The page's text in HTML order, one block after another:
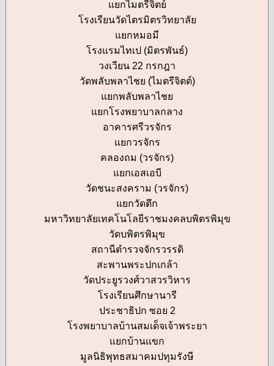
แยกไมตรีจิตย์
โรงเรียนวัดไตรมิตรวิทยาลัย
แยกหมอมี
โรงแรมไทเป (มิตรพันธ์)
วงเวียน 22 กรกฎา
วัดพลับพลาไชย (ไมตรีจิตต์)
แยกพลับพลาไชย
แยกโรงพยาบาลกลาง
อาคารศรีวรจักร
แยกวรจักร
คลองถม (วรจักร)
แยกเอสเอบี
วัดชนะสงคราม (วรจักร)
แยกวัดตึก
มหาวิทยาลัยเทคโนโลยีราชมงคลบพิตรพิมุข
วัดบพิตรพิมุข
สถานีตำรวจจักรวรรดิ
สะพานพระปกเกล้า
วัดประยูรวงศ์วาสวรวิหาร
โรงเรียนศึกษานารี
ประชาธิปก ซอย 2
โรงพยาบาลบ้านสมเด็จเจ้าพระยา
แยกบ้านแขก
มูลนิธิพุทธสมาคมปทุมรังษี